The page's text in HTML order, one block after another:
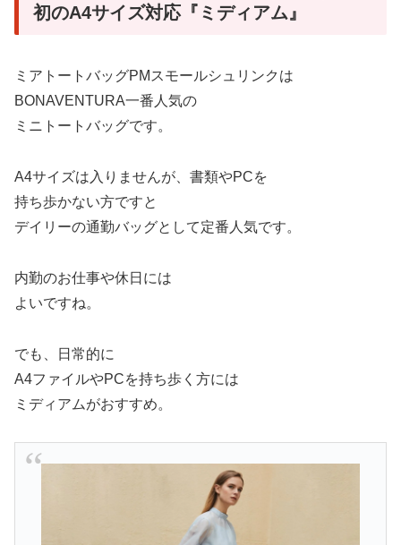
初のA4サイズ対応『ミディアム』
ミアトートバッグPMスモールシュリンクは
BONAVENTURA一番人気の
ミニトートバッグです。
A4サイズは入りませんが、書類やPCを
持ち歩かない方ですと
デイリーの通勤バッグとして定番人気です。
内勤のお仕事や休日には
よいですね。
でも、日常的に
A4ファイルやPCを持ち歩く方には
ミディアムがおすすめ。